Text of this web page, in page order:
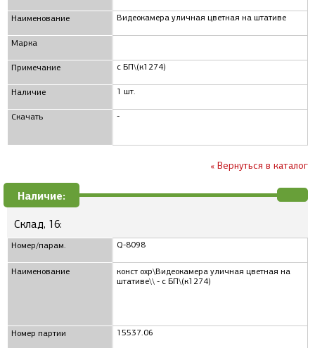
Наименование
Марка
Примечание
Наличие
Скачать
Видеокамера уличная цветная на штативе
с БП\(к1274)
1 шт.
-
« Вернуться в каталог
Наличие:
Склад, 16:
Номер/парам.
Наименование
Номер партии
Q-8098
конст охр\Видеокамера уличная цветная на
штативе\\ - с БП\(к1274)
15537.06